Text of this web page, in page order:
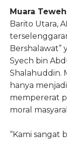
Muara
Barito Utara,
Bershalawat”
Syech bin
Shalahuddin.
hanya
mempererat
moral
“Kami sangat